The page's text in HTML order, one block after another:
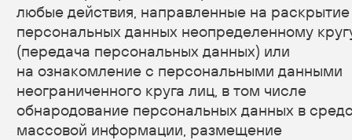
в соответствии с ним нормативными правовыми
актами, если иное не предусмотрено Законом
о персональных данных или другими
федеральными законами.
3.2. Оператор обязан:
— предоставлять субъекту персональных данных
по его просьбе информацию, касающуюся
обработки его персональных данных;
— организовывать обработку персональных